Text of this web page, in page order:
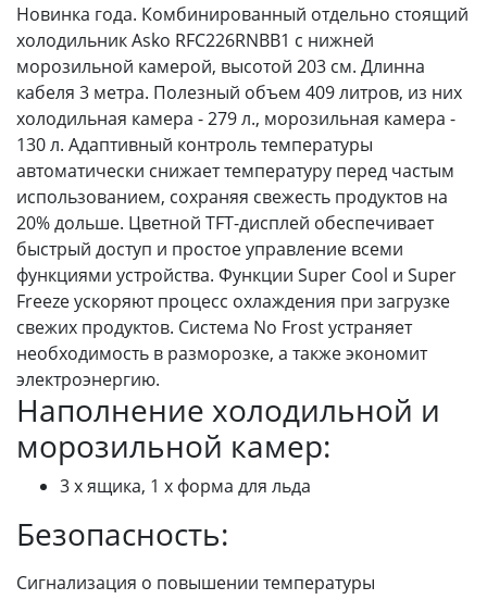
Новинка года. Комбинированный отдельно стоящий
холодильник Asko RFC226RNBB1 с нижней
морозильной камерой, высотой 203 см. Длинна
кабеля 3 метра. Полезный объем 409 литров, из них
холодильная камера - 279 л., морозильная камера -
130 л. Адаптивный контроль температуры
автоматически снижает температуру перед частым
использованием, сохраняя свежесть продуктов на
20% дольше. Цветной TFT-дисплей обеспечивает
быстрый доступ и простое управление всеми
функциями устройства. Функции Super Cool и Super
Freeze ускоряют процесс охлаждения при загрузке
свежих продуктов. Система No Frost устраняет
необходимость в разморозке, а также экономит
электроэнергию.
Наполнение холодильной и
морозильной камер:
3 х ящика, 1 х форма для льда
Безопасность:
Сигнализация о повышении температуры